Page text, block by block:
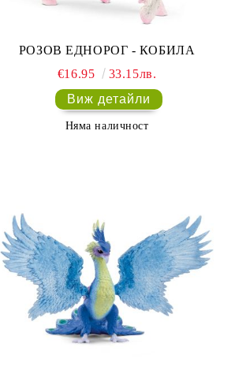
РОЗОВ ЕДНОРОГ - КОБИЛА
€16.95
33.15лв.
Виж детайли
Няма наличност